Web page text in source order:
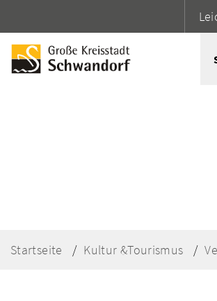
Startseite Kultur &Tourismus